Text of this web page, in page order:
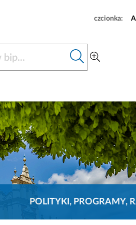
czcionka: A
POLITYKI, PROGRAMY,